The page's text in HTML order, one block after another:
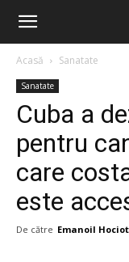
Acasă Sanatate
Sanatate
Cuba a
pentru
care
este
De către Emanoil